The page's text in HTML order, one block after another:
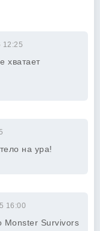
12:25
хватает
на ура!
16:00
Monster Survivors